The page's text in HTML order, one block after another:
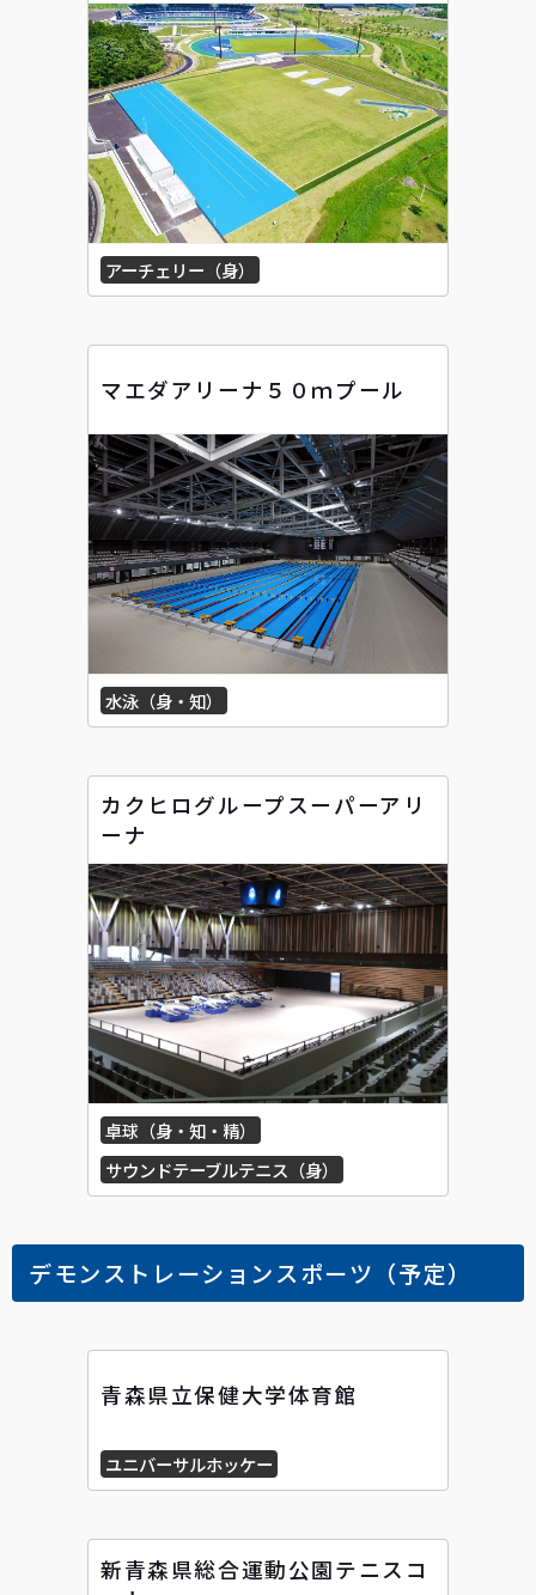
アーチェリー（身）
マエダアリーナ５０ｍプール
水泳（身・知）
カクヒログループスーパーアリ
ーナ
卓球（身・知・精）
サウンドテーブルテニス（身）
デモンストレーションスポーツ（予定）
青森県立保健大学体育館
ユニバーサルホッケー
新青森県総合運動公園テニスコ